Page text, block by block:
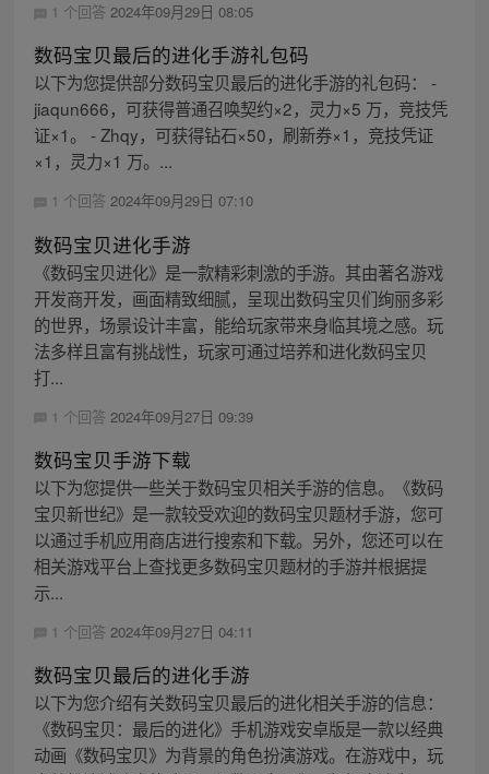
1 个回答 2024年09月29日 08:05
数码宝贝最后的进化手游礼包码
以下为您提供部分数码宝贝最后的进化手游的礼包码： -
jiaqun666，可获得普通召唤契约×2，灵力×5 万，竞技凭
证×1。 - Zhqy，可获得钻石×50，刷新券×1，竞技凭证
×1，灵力×1 万。...
1 个回答 2024年09月29日 07:10
数码宝贝进化手游
《数码宝贝进化》是一款精彩刺激的手游。其由著名游戏
开发商开发，画面精致细腻，呈现出数码宝贝们绚丽多彩
的世界，场景设计丰富，能给玩家带来身临其境之感。玩
法多样且富有挑战性，玩家可通过培养和进化数码宝贝
打...
1 个回答 2024年09月27日 09:39
数码宝贝手游下载
以下为您提供一些关于数码宝贝相关手游的信息。《数码
宝贝新世纪》是一款较受欢迎的数码宝贝题材手游，您可
以通过手机应用商店进行搜索和下载。另外，您还可以在
相关游戏平台上查找更多数码宝贝题材的手游并根据提
示...
1 个回答 2024年09月27日 04:11
数码宝贝最后的进化手游
以下为您介绍有关数码宝贝最后的进化相关手游的信息：
《数码宝贝：最后的进化》手机游戏安卓版是一款以经典
动画《数码宝贝》为背景的角色扮演游戏。在游戏中，玩